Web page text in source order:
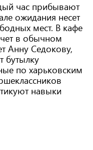
час прибывают
ожидания несет
мест. В кафе
в обычном
Анну Седокову,
бутылку
по харьковским
навыки